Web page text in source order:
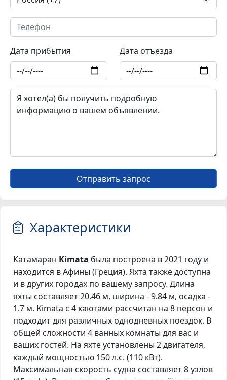
Дата прибытия Дата отъезда
Отправить запрос
Характеристики
Катамаран Kimata была построена в 2021 году и
находится в Афины (Греция). Яхта также доступна
и в других городах по вашему запросу. Длина
яхты составляет 20.46 м, ширина - 9.84 м, осадка -
1.7 м. Kimata с 4 каютами рассчитан на 8 персон и
подходит для различных однодневных поездок. В
общей сложности 4 ванных комнаты для вас и
ваших гостей. На яхте установлены 2 двигателя,
каждый мощностью 150 л.с. (110 кВт).
Максимальная скорость судна составляет 8 узлов